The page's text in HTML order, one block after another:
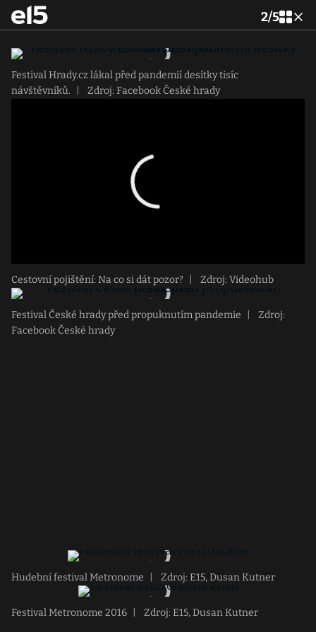
2/5
Festival Hrady.cz lákal před pandemií desítky tisíc
návštěvníků.
Zdroj: Facebook České hrady
Cestovní pojištění: Na co si dát pozor? Zdroj: Videohub
Festival České hrady před propuknutím pandemie
Zdroj:
Facebook České hrady
Hudební festival Metronome Zdroj: E15, Dusan Kutner
Festival Metronome 2016 Zdroj: E15, Dusan Kutner